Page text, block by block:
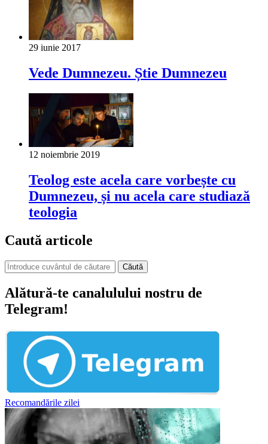
29 iunie 2017
Vede Dumnezeu. Știe Dumnezeu
12 noiembrie 2019
Teolog este acela care vorbește cu
Dumnezeu, și nu acela care studiază
teologia
Caută articole
Căută
Alătură-te canalulului nostru de
Telegram!
Recomandările zilei